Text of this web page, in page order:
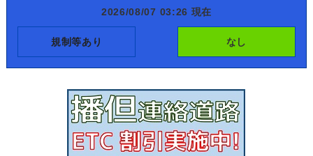
2026/08/07 03:26 現在
規制等あり なし